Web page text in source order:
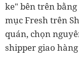
ke" bên trên
mục Fresh trên
quán, chọn
shipper giao